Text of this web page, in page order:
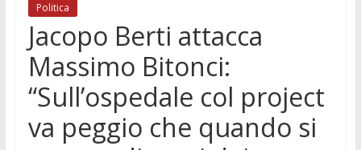
Politica
Jacopo Berti attacca
Massimo Bitonci:
“Sull’ospedale col project
va peggio che quando si